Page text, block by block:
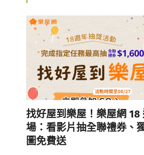
找好屋到樂屋！樂屋網 18
場：看影片抽全聯禮券、
圖免費送